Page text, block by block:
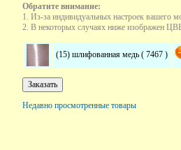
Обратите внимание:
1. Из-за индивидуальных настроек вашего
2. В некоторых случаях ниже изображен
(15) шлифованная медь ( 7467 )
Недавно просмотренные товары